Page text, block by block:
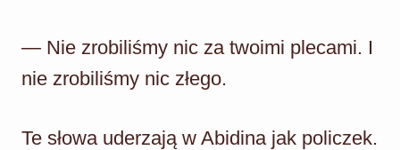
— Nie zrobiliśmy nic za twoimi plecami. I
nie zrobiliśmy nic złego.
Te słowa uderzają w Abidina jak policzek.